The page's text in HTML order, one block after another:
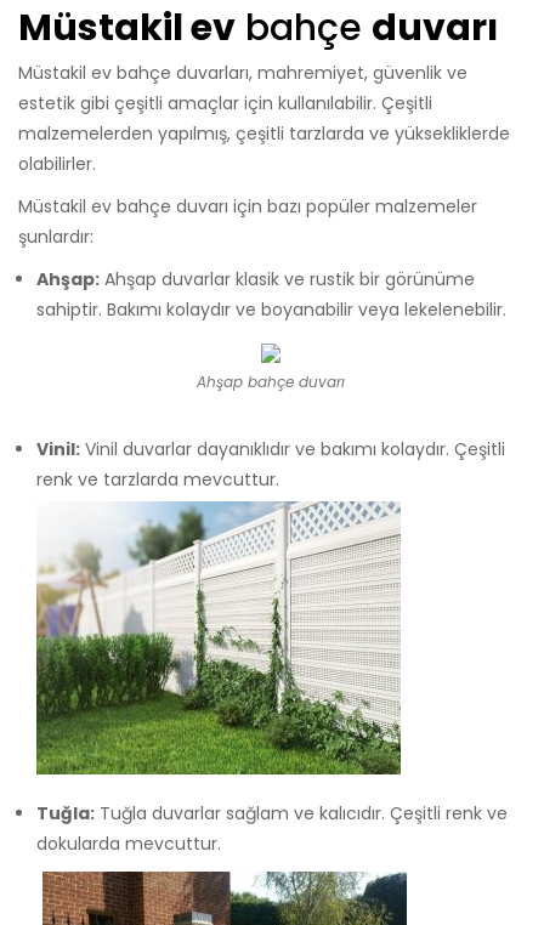
Müstakil ev bahçe duvarı
Müstakil ev bahçe duvarları, mahremiyet, güvenlik ve
estetik gibi çeşitli amaçlar için kullanılabilir. Çeşitli
malzemelerden yapılmış, çeşitli tarzlarda ve yüksekliklerde
olabilirler.
Müstakil ev bahçe duvarı için bazı popüler malzemeler
şunlardır:
Ahşap: Ahşap duvarlar klasik ve rustik bir görünüme
sahiptir. Bakımı kolaydır ve boyanabilir veya lekelenebilir.
Ahşap bahçe duvarı
Vinil: Vinil duvarlar dayanıklıdır ve bakımı kolaydır. Çeşitli
renk ve tarzlarda mevcuttur.
Tuğla: Tuğla duvarlar sağlam ve kalıcıdır. Çeşitli renk ve
dokularda mevcuttur.